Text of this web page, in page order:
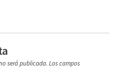
será publicada. Los campos